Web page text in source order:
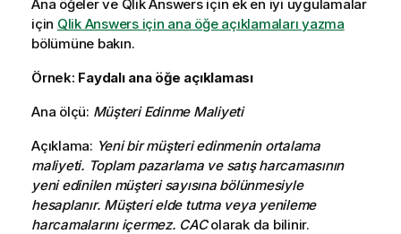
Ana öğeler ve Qlik Answersiçin ek en iyi uygulamalar
için Qlik Answers için ana öğe açıklamaları yazma
bölümüne bakın.
Örnek: Faydalı ana öğe açıklaması
Ana ölçü: Müşteri Edinme Maliyeti
Açıklama: Yeni bir müşteri edinmenin ortalama
maliyeti. Toplam pazarlama ve satış harcamasının
yeni edinilen müşteri sayısına bölünmesiyle
hesaplanır. Müşteri elde tutma veya yenileme
harcamalarını içermez. CAColarak da bilinir.